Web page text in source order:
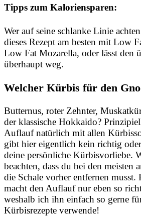
Tipps zum Kaloriensparen:
Wer auf seine schlanke Linie
dieses Rezept am besten mit Low
Low Fat Mozarella, oder lässt den
überhaupt weg.
Welcher Kürbis für den
Butternus, roter Zehnter,
der klassische Hokkaido?
Auflauf natürlich mit allen
gibt hier eigentlich kein richtig
deine persönliche Kürbisvorliebe.
beachten, dass du bei den meisten
die Schale vorher entfernen
macht den Auflauf nur eben so
weshalb ich ihn einfach so gerne
Kürbisrezepte verwende!